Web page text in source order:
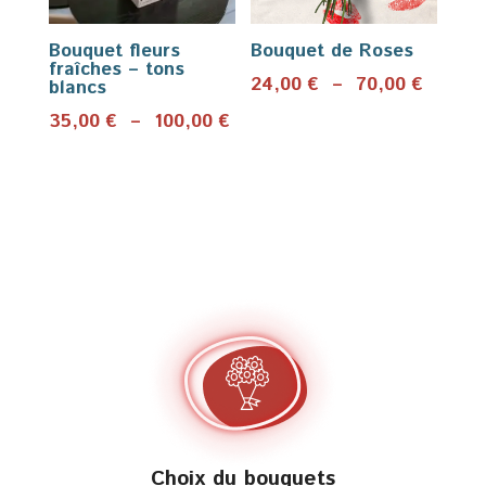
Bouquet fleurs
fraîches – tons
blancs
35,00€ – 100,00€Plage
Bouquet de Roses
24,00€ – 70,00€
Choix du bouquets